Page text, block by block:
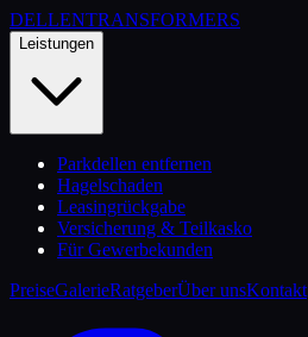
DELLENTRANSFORMERS
Leistungen
Parkdellen entfernen
Hagelschaden
Leasingrückgabe
Versicherung & Teilkasko
Für Gewerbekunden
PreiseGalerieRatgeberÜber unsKontakt